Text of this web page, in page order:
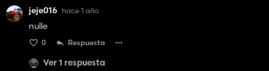
jeje016 hace 1 año
nulle
0 Respuesta
Ver 1 respuesta